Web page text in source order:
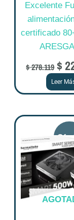
Excelente
certificado
$278.119 $
Leer
$